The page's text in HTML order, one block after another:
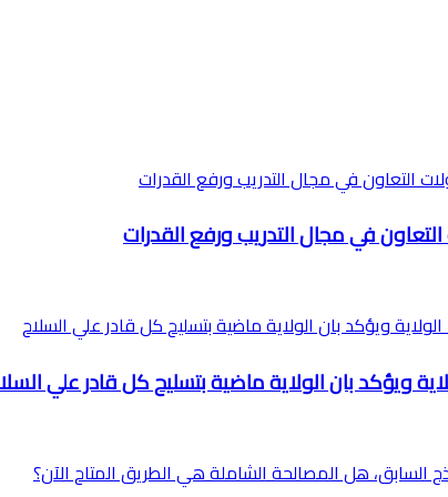
التعاون في مجال التدريب ورفع القدرات
ويؤكد بان الولاية ماضية بتسليح كل قادر علي